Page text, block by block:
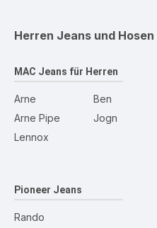
Herren Jeans und Hosen
MAC Jeans für Herren
Arne
Arne Pipe
Lennox
Ben
Jogn
Pioneer Jeans
Rando